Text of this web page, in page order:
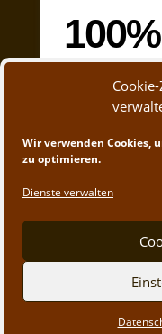
Wir verwenden Cookies,
zu optimieren.
Dienste verwalten